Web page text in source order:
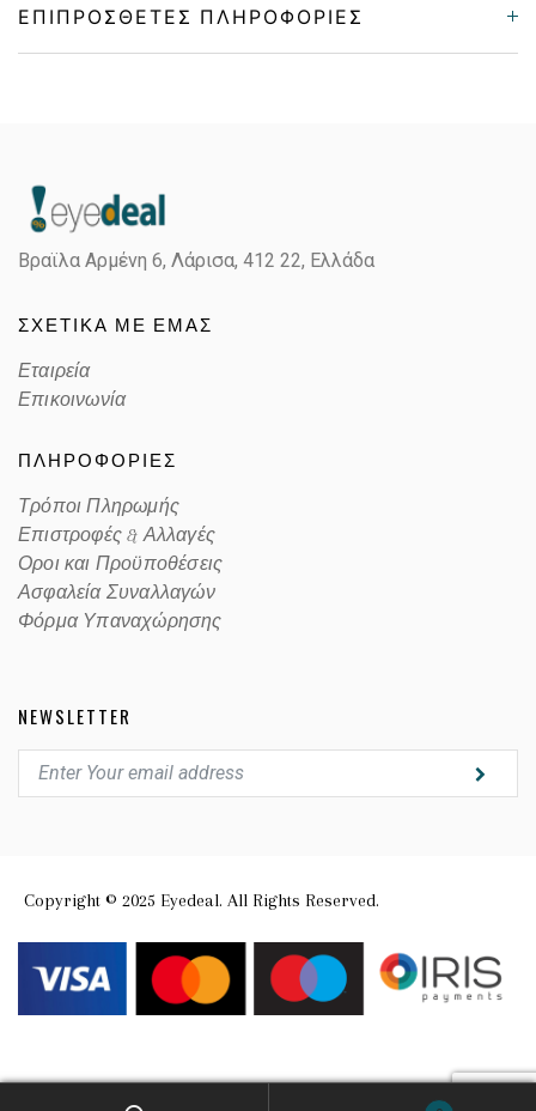
ΕΠΙΠΡΌΣΘΕΤΕΣ ΠΛΗΡΟΦΟΡΊΕΣ
Color
Lens Color GRADIENT BLUE
Color code
Βραϊλα Αρμένη 6, Λάρισα, 412 22, Ελλάδα
ΣΧΕΤΙΚΑ ΜΕ ΕΜΑΣ
Εταιρεία
Επικοινωνία
ΠΛΗΡΟΦΟΡΙΕΣ
Τρόποι Πληρωμής
Επιστροφές & Αλλαγές
Οροι και Προϋποθέσεις
Ασφαλεία Συναλλαγών
Φόρμα Υπαναχώρησης
NEWSLETTER
Copyright © 2025 Eyedeal. All Rights Reserved.